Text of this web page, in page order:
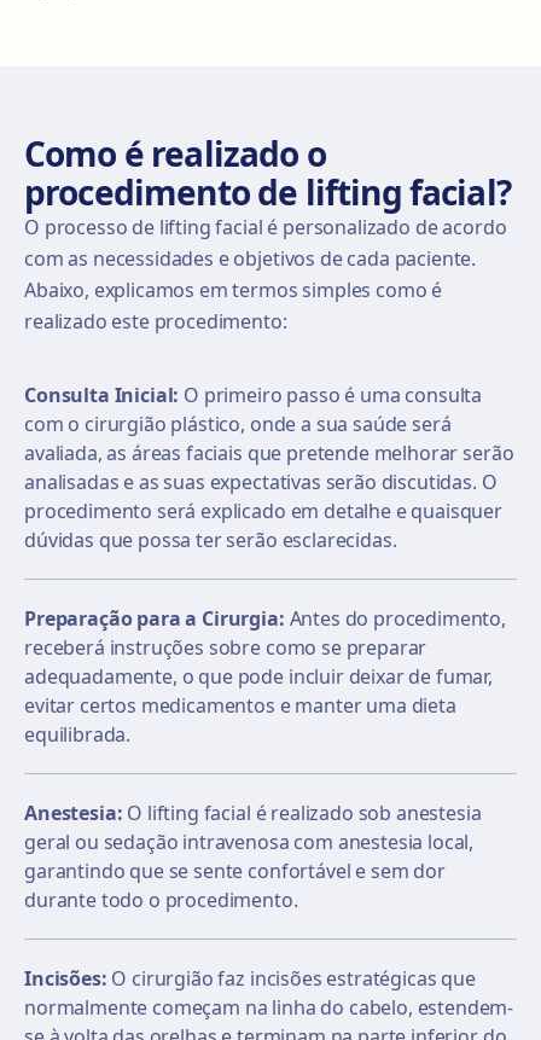
Como é realizado o
procedimento de lifting facial?
O processo de lifting facial é personalizado de acordo
com as necessidades e objetivos de cada paciente.
Abaixo, explicamos em termos simples como é
realizado este procedimento:
Consulta Inicial: O primeiro passo é uma consulta
com o cirurgião plástico, onde a sua saúde será
avaliada, as áreas faciais que pretende melhorar serão
analisadas e as suas expectativas serão discutidas. O
procedimento será explicado em detalhe e quaisquer
dúvidas que possa ter serão esclarecidas.
Preparação para a Cirurgia: Antes do procedimento,
receberá instruções sobre como se preparar
adequadamente, o que pode incluir deixar de fumar,
evitar certos medicamentos e manter uma dieta
equilibrada.
Anestesia: O lifting facial é realizado sob anestesia
geral ou sedação intravenosa com anestesia local,
garantindo que se sente confortável e sem dor
durante todo o procedimento.
Incisões: O cirurgião faz incisões estratégicas que
normalmente começam na linha do cabelo, estendem-